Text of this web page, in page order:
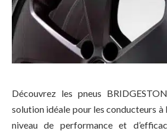
Découvrez les pneus
solution idéale pour les conducteurs à
niveau de performance et